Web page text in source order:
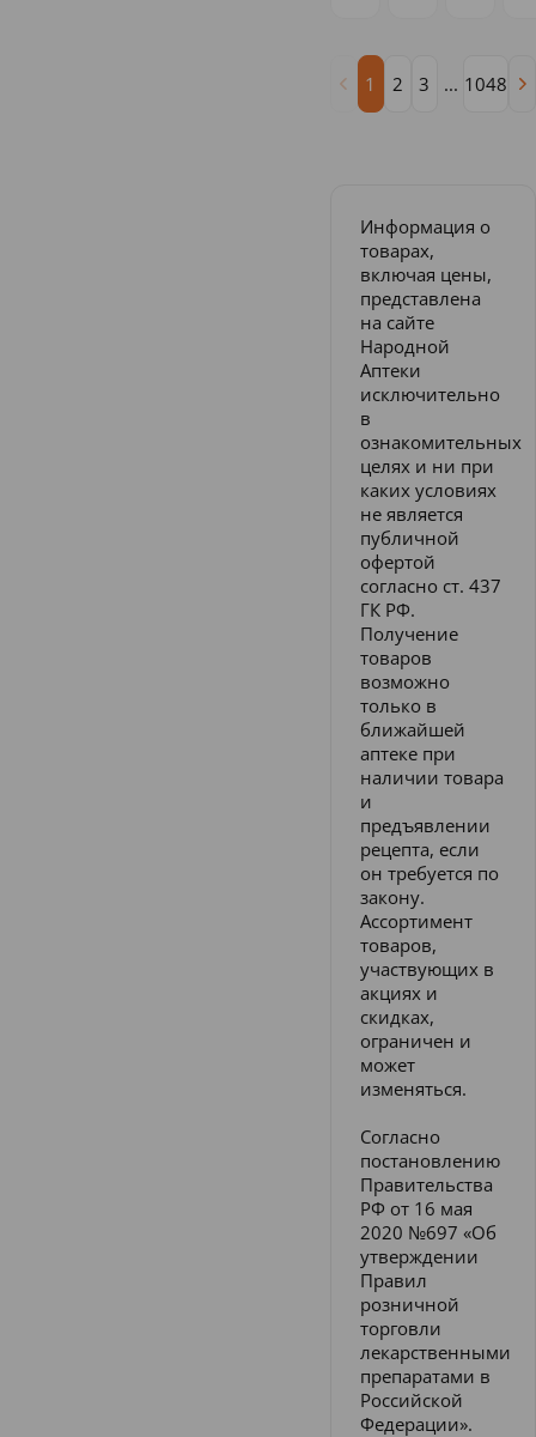
1 2 3 ... 1048
Информация о
товарах,
включая цены,
представлена
на сайте
Народной
Аптеки
исключительно
в
ознакомительных
целях и ни при
каких условиях
не является
публичной
офертой
согласно ст. 437
ГК РФ.
Получение
товаров
возможно
только в
ближайшей
аптеке при
наличии товара
и
предъявлении
рецепта, если
он требуется по
закону.
Ассортимент
товаров,
участвующих в
акциях и
скидках,
ограничен и
может
изменяться.
Согласно
постановлению
Правительства
РФ от 16 мая
2020 №697 «Об
утверждении
Правил
розничной
торговли
лекарственными
препаратами в
Российской
Федерации».